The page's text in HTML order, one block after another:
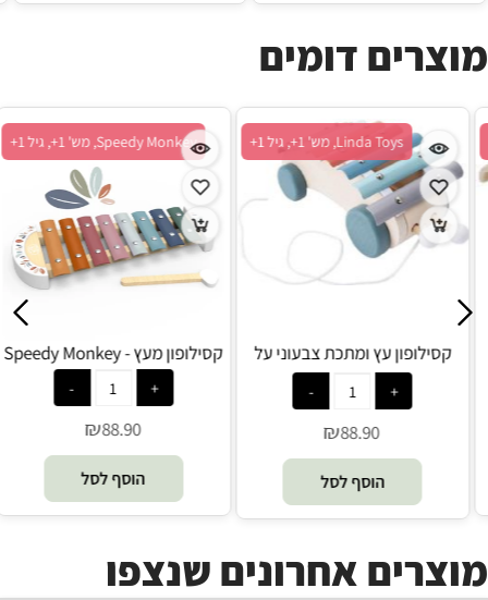
מוצרים דומים
Linda Toys, מש' 1+, גיל 1+
קסילופון עץ ומתכת צבעוני על
גלגלים לפעוטות - Linda Toys
₪88.90
הוסף לסל
Pit Toys, מש' 1+, גיל 3+
קסילופון עץ - Pit Toys
₪69.90
הוסף לסל
מוצרים אחרונים שנצפו